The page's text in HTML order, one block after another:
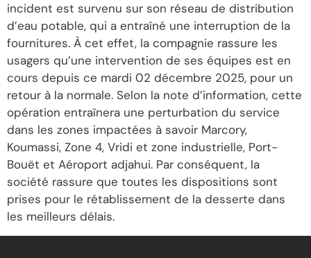
incident est survenu sur son réseau de distribution
d’eau potable, qui a entraîné une interruption de la
fournitures. À cet effet, la compagnie rassure les
usagers qu’une intervention de ses équipes est en
cours depuis ce mardi 02 décembre 2025, pour un
retour à la normale. Selon la note d’information, cette
opération entraînera une perturbation du service
dans les zones impactées à savoir Marcory,
Koumassi, Zone 4, Vridi et zone industrielle, Port-
Bouët et Aéroport adjahui. Par conséquent, la
société rassure que toutes les dispositions sont
prises pour le rétablissement de la desserte dans
les meilleurs délais.